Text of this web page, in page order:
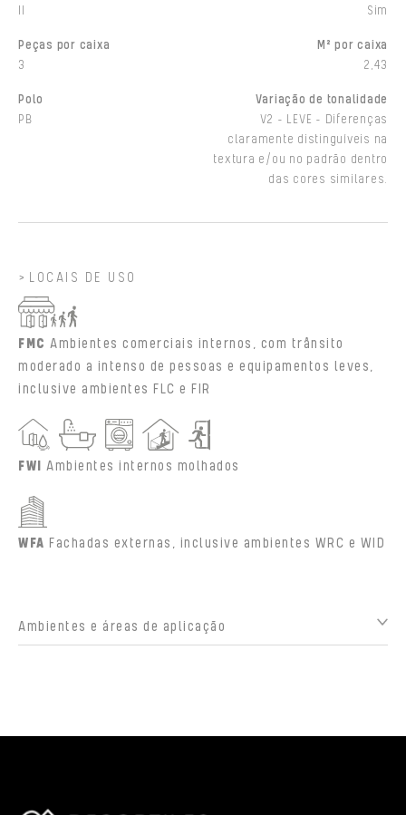
Sim
Peças por caixa
3
M² por caixa
2,43
Polo
PB
Variação de tonalidade
V2 - LEVE - Diferenças
claramente distinguíveis na
textura e/ou no padrão dentro
das cores similares.
LOCAIS DE USO
FMC Ambientes comerciais internos, com trânsito
moderado a intenso de pessoas e equipamentos leves,
inclusive ambientes FLC e FIR
FWI Ambientes internos molhados
WFA Fachadas externas, inclusive ambientes WRC e WID
Ambientes e áreas de aplicação